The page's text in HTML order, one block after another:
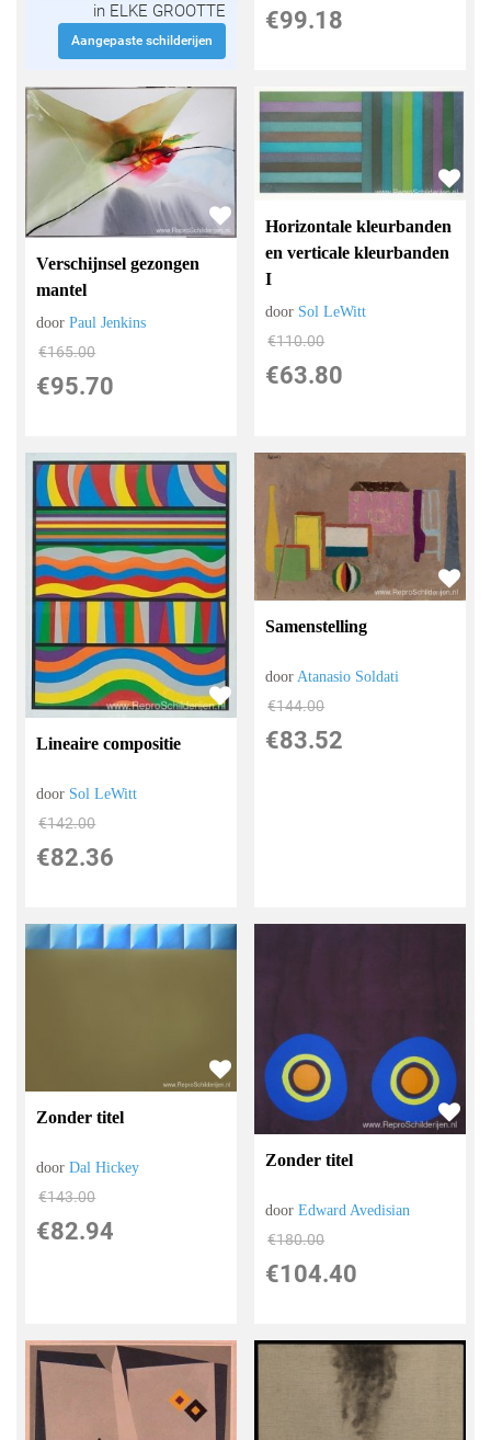
in ELKE GROOTTE
Aangepaste schilderijen
€99.18
Verschijnsel gezongen
mantel
doorPaul Jenkins
€165.00
€95.70
Horizontale kleurbanden
en verticale kleurbanden
I
door Sol LeWitt
€110.00
€63.80
Lineaire compositie
door Sol LeWitt
€142.00
€82.36
Samenstelling
doorAtanasio Soldati
€144.00
€83.52
Zonder titel
doorDal Hickey
€143.00
€82.94
Zonder titel
doorEdward Avedisian
€180.00
€104.40